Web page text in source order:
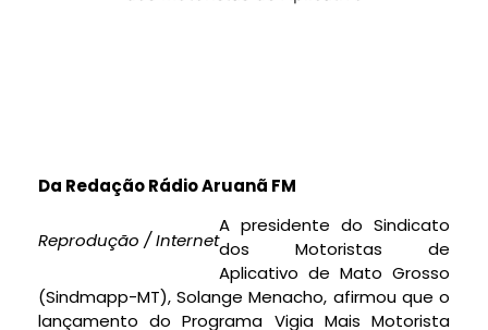
Da Redação Rádio Aruanã FM
Reprodução / Internet
A presidente do Sindicato
dos Motoristas de
Aplicativo de Mato Grosso
(Sindmapp-MT), Solange Menacho, afirmou que o
lançamento do Programa Vigia Mais Motorista